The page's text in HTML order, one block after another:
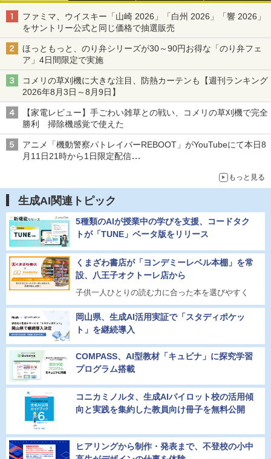
ファミマ、ウイスキー「山崎 2026」「白州 2026」「響 2026」
をサントリー公式と同じ価格で抽選販売
ほっともっと、のり弁シリーズが30～90円お得な「のり弁フェ
ア」4日間限定で実施
コメリの草刈機に大きな注目、防熱カーテンも【週刊ランキング
2026年8月3日～8月9日】
【家電レビュー】手ごわい雑草との戦い、コメリの草刈機で完全
勝利 掃除機感覚で使えた
アニメ「機動警察パトレイバーREBOOT」がYouTubeにて本日8
月11日21時から1日限定配信
もっと見る
生成AI関連トピック
5種類のAIが授業中の学びを支援、コードタク
トが「TUNE」ベータ版をリリース
くまざわ書店が「ヨンデミーレベル本棚」を常
設、八王子オクトーレ店から
子供一人ひとりの読む力に合った本を選びやすく
岡山県、生成AI活用実証で「スタディポケッ
ト」を継続導入
COMPASS、AI型教材「キュビナ」に探究学習
プログラム搭載
コニカミノルタ、生成AIパイロット校の活用傾
向と実践を集約した教員向け冊子を無料公開
ヒアリングから制作・発表まで、不登校の小中